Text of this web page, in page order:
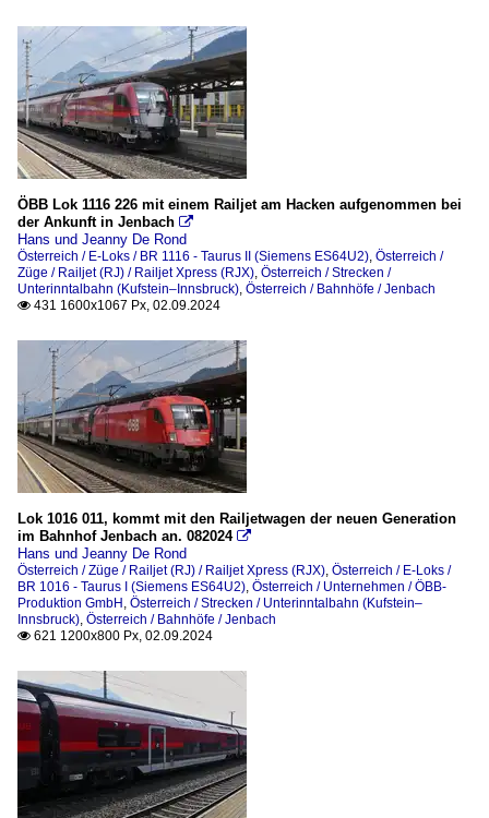
ÖBB Lok 1116 226 mit einem Railjet am Hacken aufgenommen bei
der Ankunft in Jenbach 
Hans und Jeanny De Rond
Österreich / E-Loks / BR 1116 - Taurus II (Siemens ES64U2), Österreich /
Züge / Railjet (RJ) / Railjet Xpress (RJX), Österreich / Strecken /
Unterinntalbahn (Kufstein–Innsbruck), Österreich / Bahnhöfe / Jenbach
 431 1600x1067 Px, 02.09.2024
Lok 1016 011, kommt mit den Railjetwagen der neuen Generation
im Bahnhof Jenbach an. 082024 
Hans und Jeanny De Rond
Österreich / Züge / Railjet (RJ) / Railjet Xpress (RJX), Österreich / E-Loks /
BR 1016 - Taurus I (Siemens ES64U2), Österreich / Unternehmen / ÖBB-
Produktion GmbH, Österreich / Strecken / Unterinntalbahn (Kufstein–
Innsbruck), Österreich / Bahnhöfe / Jenbach
 621 1200x800 Px, 02.09.2024